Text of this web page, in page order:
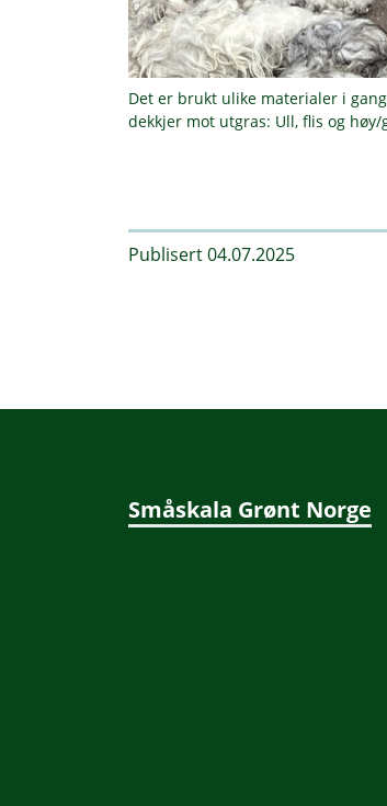
Det er brukt ulike materialer i
dekkjer mot utgras: Ull, flis og
Publisert 04.07.2025
Småskala Grønt Norge